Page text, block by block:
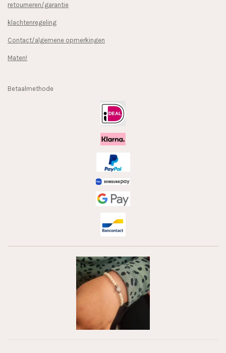
retourneren/garantie
klachtenregeling
Contact/algemene opmerkingen
Maten!
Betaalmethode